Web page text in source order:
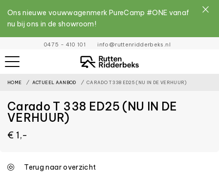
must
and
be
placed
folder
0475 - 410 101 info@ruttenridderbeks.nl
Ons nieuwe vouwwagenmerk PureCamp #ONE vanaf
nu bij ons in de showroom!
HOME ACTUEEL AANBOD CARADO T 338 ED25 (NU IN DE VERHUUR)
Carado T 338 ED25 (NU IN DE
VERHUUR)
€ 1,-
Terug naar overzicht